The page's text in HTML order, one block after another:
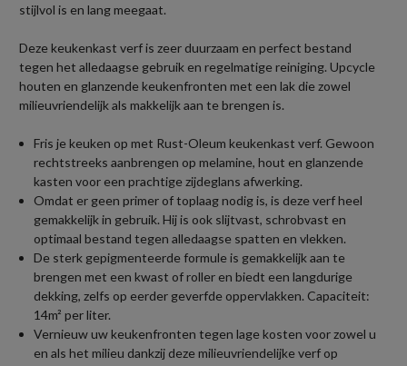
stijlvol is en lang meegaat.
Deze keukenkast verf is zeer duurzaam en perfect bestand
tegen het alledaagse gebruik en regelmatige reiniging. Upcycle
houten en glanzende keukenfronten met een lak die zowel
milieuvriendelijk als makkelijk aan te brengen is.
Fris je keuken op met Rust-Oleum keukenkast verf. Gewoon
rechtstreeks aanbrengen op melamine, hout en glanzende
kasten voor een prachtige zijdeglans afwerking.
Omdat er geen primer of toplaag nodig is, is deze verf heel
gemakkelijk in gebruik. Hij is ook slijtvast, schrobvast en
optimaal bestand tegen alledaagse spatten en vlekken.
De sterk gepigmenteerde formule is gemakkelijk aan te
brengen met een kwast of roller en biedt een langdurige
dekking, zelfs op eerder geverfde oppervlakken. Capaciteit:
14m² per liter.
Vernieuw uw keukenfronten tegen lage kosten voor zowel u
en als het milieu dankzij deze milieuvriendelijke verf op